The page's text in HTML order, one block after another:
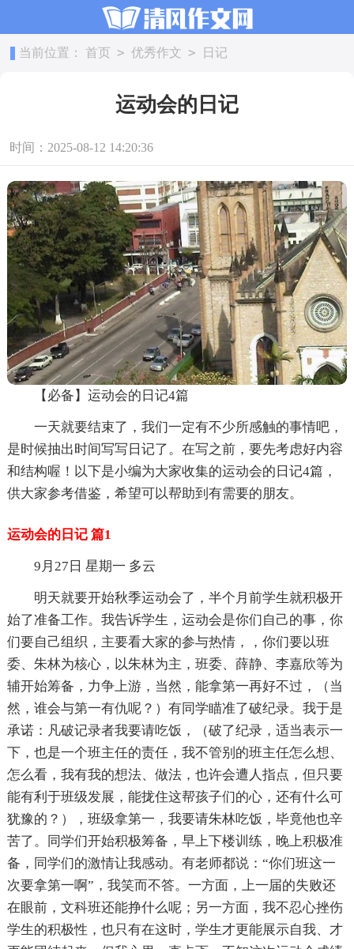
当前位置： 首页 > 优秀作文 > 日记
运动会的日记
时间：2025-08-12 14:20:36
【必备】运动会的日记4篇
一天就要结束了，我们一定有不少所感触的事情吧，
是时候抽出时间写写日记了。在写之前，要先考虑好内容
和结构喔！以下是小编为大家收集的运动会的日记4篇，
供大家参考借鉴，希望可以帮助到有需要的朋友。
运动会的日记 篇1
9月27日 星期一 多云
明天就要开始秋季运动会了，半个月前学生就积极开
始了准备工作。我告诉学生，运动会是你们自己的事，你
们要自己组织，主要看大家的参与热情，，你们要以班
委、朱林为核心，以朱林为主，班委、薛静、李嘉欣等为
辅开始筹备，力争上游，当然，能拿第一再好不过，（当
然，谁会与第一有仇呢？）有同学瞄准了破纪录。我于是
承诺：凡破记录者我要请吃饭，（破了纪录，适当表示一
下，也是一个班主任的责任，我不管别的班主任怎么想、
怎么看，我有我的想法、做法，也许会遭人指点，但只要
能有利于班级发展，能拢住这帮孩子们的心，还有什么可
犹豫的？），班级拿第一，我要请朱林吃饭，毕竟他也辛
苦了。同学们开始积极筹备，早上下楼训练，晚上积极准
备，同学们的激情让我感动。有老师都说：“你们班这一
次要拿第一啊”，我笑而不答。一方面，上一届的失败还
在眼前，文科班还能挣什么呢；另一方面，我不忍心挫伤
学生的积极性，也只有在这时，学生才更能展示自我、才